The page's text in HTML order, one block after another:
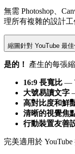
無需 Photoshop、
理所有複雜的設計工
縮圖針對 YouTube 最佳
是的！ 產生的每張
16:9 長寬比 —
大號易讀文字
高對比度和鮮
清晰的視覺焦
行動裝置友善
完美適用於